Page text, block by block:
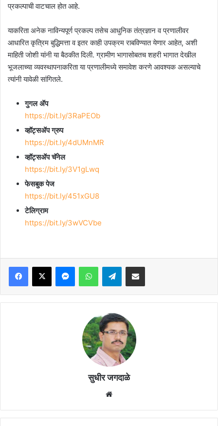
प्रकल्पाची वाटचाल होत आहे.
याकरिता अनेक नाविन्यपूर्ण प्रकल्प तसेच आधुनिक तंत्रज्ञान व प्रणालीवर
आधारित कृत्रिम बुद्धिमत्ता व इतर काही उपक्रम राबविण्यात येणार आहेत, अशी
माहिती जोशी यांनी या बैठकीत दिली. ग्रामीण भागासोबतच शहरी भागात देखील
भूजलाच्या व्यवस्थापनाकरिता या प्रणालीमध्ये समावेश करणे आवश्यक असल्याचे
त्यांनी यावेळी सांगितले.
गुगल ॲप
https://bit.ly/3RaPEOb
व्हॉट्सॲप ग्रुप
https://bit.ly/4dUMnMR
व्हॉट्सॲप चॅनेल
https://bit.ly/3V1gLwq
फेसबुक पेज
https://bit.ly/451xGU8
टेलिग्राम
https://bit.ly/3wVCVbe
Facebook
X MessengerWhatsAppTelegramShare via Email
सुधीर जगदाळे